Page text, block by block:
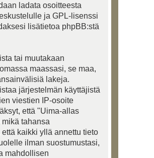
ladata osoitteesta
ja GPL-lisenssi
lisätietoa phpBB:stä
tai muutakaan
maassasi, se maa,
lakeja.
järjestelmän käyttäjistä
viestien IP-osoite
että "Uima-allas
tahansa
kaikki yllä annettu tieto
ilman suostumustasi,
mahdollisen